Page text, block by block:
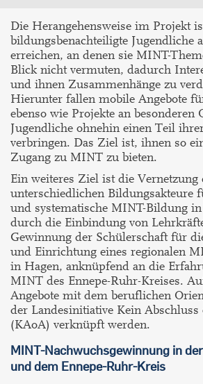
Die Herangehensweise im Projekt
bildungsbenachteiligte Jugendliche
erreichen, an denen sie MINT-
Blick nicht vermuten, dadurch
und ihnen Zusammenhänge zu
Hierunter fallen mobile Angebote
ebenso wie Projekte an besonderen
Jugendliche ohnehin einen Teil
verbringen. Das Ziel ist, ihnen so
Zugang zu MINT zu bieten.
Ein weiteres Ziel ist die Vernetzung
unterschiedlichen Bildungsakteure
und systematische MINT-Bildung
durch die Einbindung von
Gewinnung der Schülerschaft für
und Einrichtung eines regionalen
in Hagen, anknüpfend an die
MINT des Ennepe-Ruhr-Kreises.
Angebote mit dem beruflichen
der Landesinitiative Kein Abschluss
(KAoA) verknüpft werden.
MINT-Nachwuchsgewinnung in
und dem Ennepe-Ruhr-Kreis